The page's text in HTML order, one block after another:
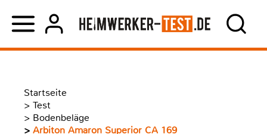
Startseite
> Test
> Bodenbeläge
> Arbiton Amaron Superior CA 169